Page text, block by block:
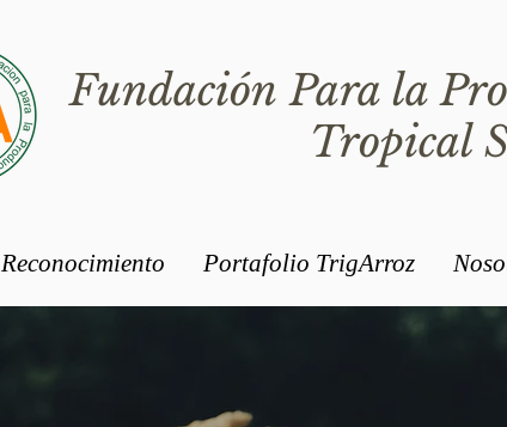
Fundación Para la
Tropical
Reconocimiento Portafolio TrigArroz